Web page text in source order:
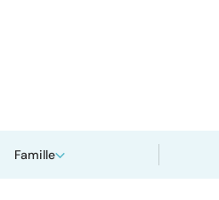
Famille